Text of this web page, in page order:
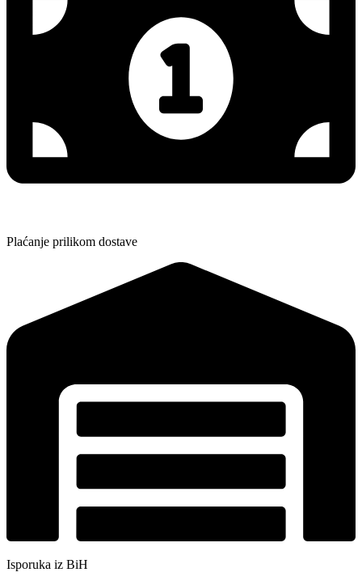
Plaćanje prilikom dostave
Isporuka iz BiH